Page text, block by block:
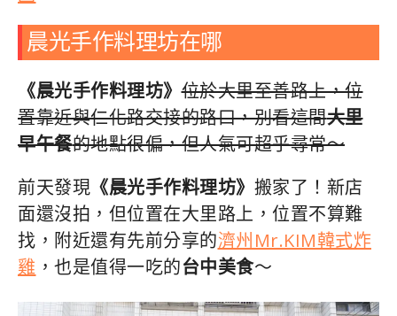
晨光手作料理坊在哪
《晨光手作料理坊》位於大里至善路上，位
置靠近與仁化路交接的路口，別看這間大里
早午餐的地點很偏，但人氣可超乎尋常～
前天發現 《晨光手作料理坊》 搬家了！新店
面還沒拍，但位置在大里路上，位置不算難
找，附近還有先前分享的濟州Mr.KIM韓式炸
雞 ，也是值得一吃的台中美食～